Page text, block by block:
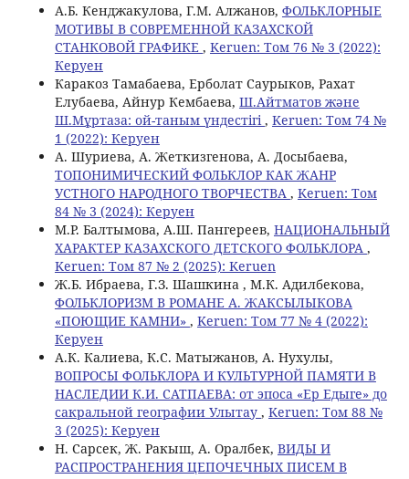
А.Б. Кенджакулова, Г.М. Алжанов, ФОЛЬКЛОРНЫЕ
МОТИВЫ В СОВРЕМЕННОЙ КАЗАХСКОЙ
СТАНКОВОЙ ГРАФИКЕ , Keruen: Том 76 № 3 (2022):
Керуен
Каракоз Тамабаева, Ерболат Саурыков, Рахат
Елубаева, Айнур Кембаева, Ш.Айтматов және
Ш.Мұртаза: ой-таным үндестігі, Keruen: Том 74 №
1 (2022): Керуен
А. Шуриева, А. Жеткизгенова, А. Досыбаева,
ТОПОНИМИЧЕСКИЙ ФОЛЬКЛОР КАК ЖАНР
УСТНОГО НАРОДНОГО ТВОРЧЕСТВА , Keruen: Том
84 № 3 (2024): Керуен
М.Р. Балтымова, А.Ш. Пангереев, НАЦИОНАЛЬНЫЙ
ХАРАКТЕР КАЗАХСКОГО ДЕТСКОГО ФОЛЬКЛОРА ,
Keruen: Том 87 № 2 (2025): Keruen
Ж.Б. Ибраева, Г.З. Шашкина , М.К. Адилбекова,
ФОЛЬКЛОРИЗМ В РОМАНЕ А. ЖАКСЫЛЫКОВА
«ПОЮЩИЕ КАМНИ» , Keruen: Том 77 № 4 (2022):
Керуен
А.К. Калиева, К.С. Матыжанов, А. Нухулы,
ВОПРОСЫ ФОЛЬКЛОРА И КУЛЬТУРНОЙ ПАМЯТИ В
НАСЛЕДИИ К.И. САТПАЕВА: от эпоса «Ер Едыге» до
сакральной географии Улытау , Keruen: Том 88 №
3 (2025): Керуен
Н. Сарсек, Ж. Ракыш, А. Оралбек, ВИДЫ И
РАСПРОСТРАНЕНИЯ ЦЕПОЧЕЧНЫХ ПИСЕМ В